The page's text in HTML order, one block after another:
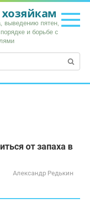
хозяйкам
выведению пятен,
и борьбе с
от запаха в
Александр Редькин